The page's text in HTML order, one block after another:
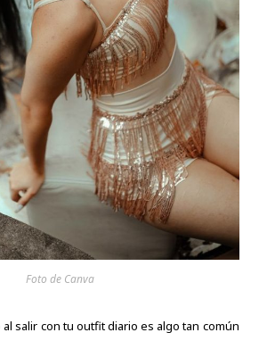
Foto de Canva
al salir con tu outfit diario es algo tan común